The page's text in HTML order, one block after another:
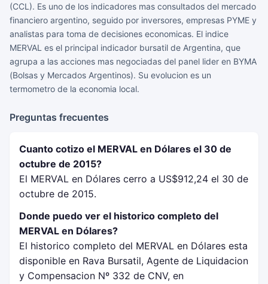
(CCL). Es uno de los indicadores mas consultados del mercado
financiero argentino, seguido por inversores, empresas PYME y
analistas para toma de decisiones economicas. El indice
MERVAL es el principal indicador bursatil de Argentina, que
agrupa a las acciones mas negociadas del panel lider en BYMA
(Bolsas y Mercados Argentinos). Su evolucion es un
termometro de la economia local.
Preguntas frecuentes
Cuanto cotizo el MERVAL en Dólares el 30 de
octubre de 2015?
El MERVAL en Dólares cerro a US$912,24 el 30 de
octubre de 2015.
Donde puedo ver el historico completo del
MERVAL en Dólares?
El historico completo del MERVAL en Dólares esta
disponible en Rava Bursatil, Agente de Liquidacion
y Compensacion Nº 332 de CNV, en